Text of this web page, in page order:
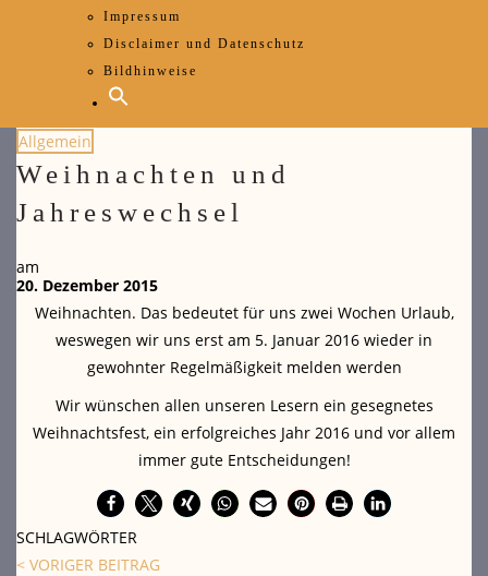
Impressum
Disclaimer und Datenschutz
Bildhinweise
Allgemein
Weihnachten und
Jahreswechsel
am
20. Dezember 2015
Weihnachten. Das bedeutet für uns zwei Wochen Urlaub,
weswegen wir uns erst am 5. Januar 2016 wieder in
gewohnter Regelmäßigkeit melden werden
Wir wünschen allen unseren Lesern ein gesegnetes
Weihnachtsfest, ein erfolgreiches Jahr 2016 und vor allem
immer gute Entscheidungen!
SCHLAGWÖRTER
< VORIGER BEITRAG